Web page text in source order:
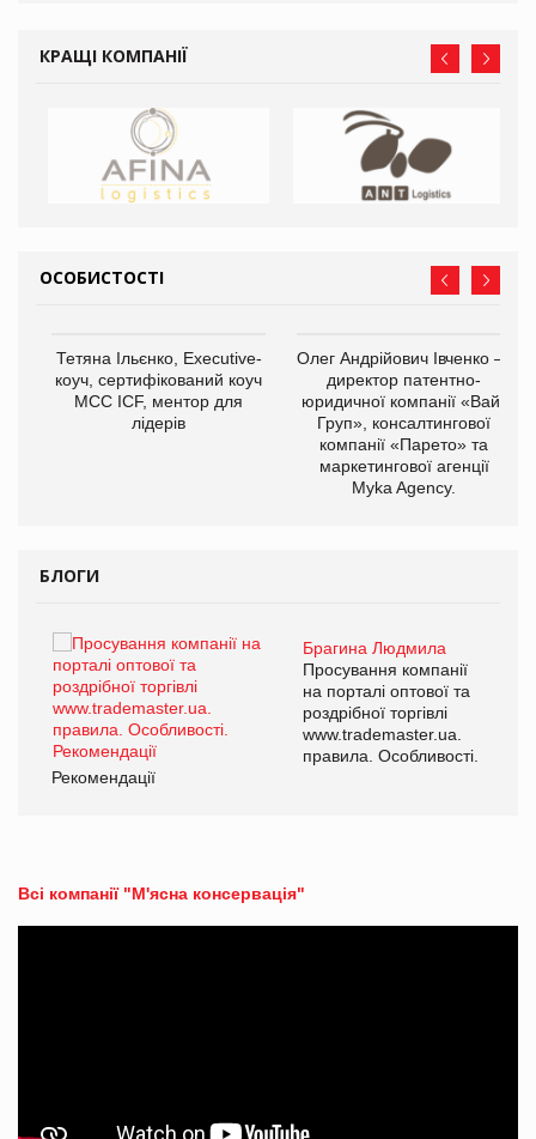
КРАЩІ КОМПАНІЇ
ОСОБИСТОСТІ
Тетяна Ільєнко, Executive-
коуч, сертифікований коуч
МСС ICF, ментор для
лідерів
Олег Андрійович Івченко —
директор патентно-
юридичної компанії «Вайз
Груп», консалтингової
компанії «Парето» та
маркетингової агенції
Myka Agency.
БЛОГИ
Брагина Людмила
Просування компанії
на порталі оптової та
роздрібної торгівлі
www.trademaster.ua.
правила. Особливості.
Рекомендації
Всі компанії "М'ясна консервація"